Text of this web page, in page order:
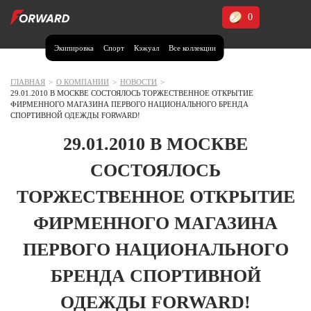
Экипировка Спорт Кэжуал Все коллекции
0
Москва и МО
Волгоградская область (1)
Воронежская область (1)
Иркутская область (2)
Калининградская область (1)
Краснодарский край (5)
Курская область (1)
Москва и МО (14)
Нижегородская область (1)
ГЛАВНАЯ > О КОМПАНИИ > НОВОСТИ >
29.01.2010 В МОСКВЕ СОСТОЯЛОСЬ ТОРЖЕСТВЕННОЕ ОТКРЫТИЕ
ФИРМЕННОГО МАГАЗИНА ПЕРВОГО НАЦИОНАЛЬНОГО БРЕНДА
СПОРТИВНОЙ ОДЕЖДЫ FORWARD!
29.01.2010 В МОСКВЕ
СОСТОЯЛОСЬ
ТОРЖЕСТВЕННОЕ ОТКРЫТИЕ
ФИРМЕННОГО МАГАЗИНА
ПЕРВОГО НАЦИОНАЛЬНОГО
БРЕНДА СПОРТИВНОЙ
ОДЕЖДЫ FORWARD!